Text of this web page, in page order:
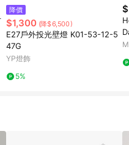
降價
$1,300 (降$6,500)
E27戶外投光壁燈 K01-53-12-5
47G
YP燈飾
5%